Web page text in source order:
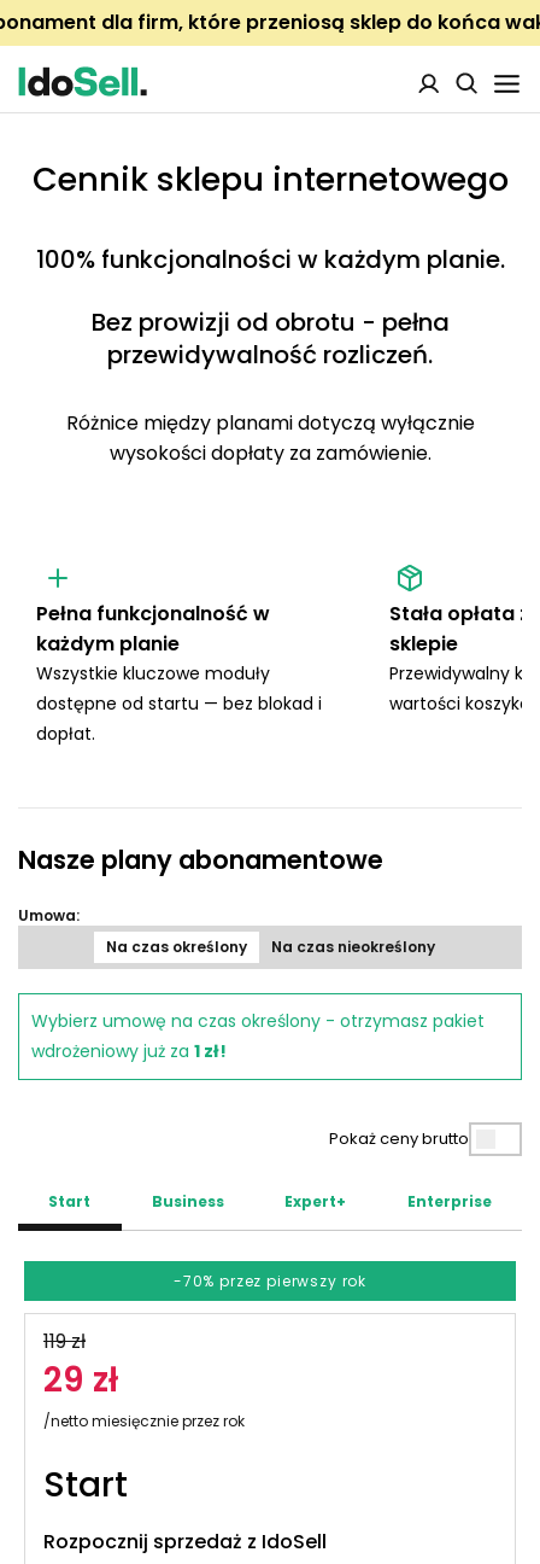
dla firm, które przeniosą sklep do końca
Cennik sklepu internetowego
100% funkcjonalności w każdym planie.
Bez prowizji od obrotu - pełna
przewidywalność rozliczeń.
Różnice między planami dotyczą wyłącznie
wysokości dopłaty za zamówienie.
Pełna funkcjonalność w
każdym planie
Wszystkie kluczowe moduły
dostępne od startu — bez blokad i
dopłat.
Stała opłata
sklepie
Przewidywalny
wartości koszyka
Nasze plany abonamentowe
Umowa:
Na czas określony
Na czas nieokreślony
Wybierz umowę na czas określony - otrzymasz pakiet
wdrożeniowy już za 1 zł!
Pokaż ceny brutto
Start Business Expert+ Enterprise
-70% przez pierwszy rok
119 zł
29 zł
/netto miesięcznie przez rok
Start
Rozpocznij sprzedaż z IdoSell